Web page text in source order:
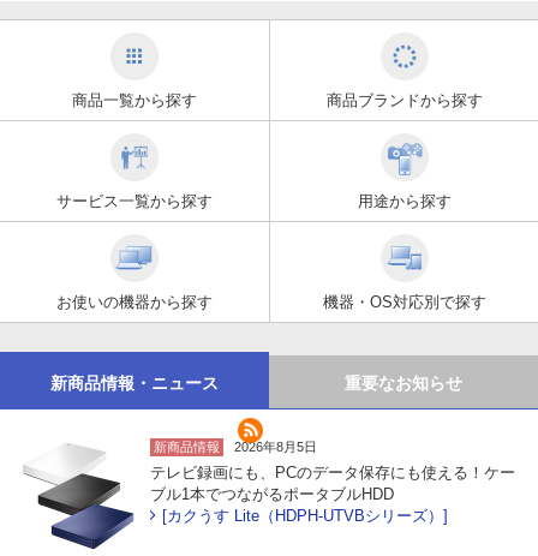
商品一覧から探す 商品ブランドから探す
サービス一覧から探す 用途から探す
お使いの機器から探す 機器・OS対応別で探す
新商品情報・ニュース
新商品情報 2026年8月5日
テレビ録画にも、PCのデータ保存にも使える！ケー
ブル1本でつながるポータブルHDD
[カクうす Lite（HDPH-UTVBシリーズ）]
重要なお知らせ